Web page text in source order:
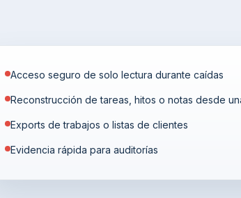
Acceso seguro de solo lectura durante caídas
Reconstrucción de tareas, hitos o notas desde
Exports de trabajos o listas de clientes
Evidencia rápida para auditorías